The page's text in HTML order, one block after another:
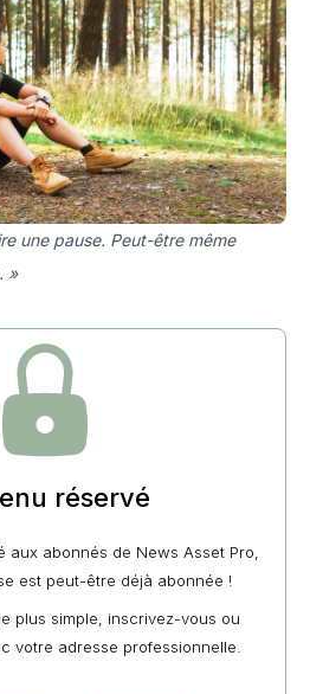
une pause. Peut-être même
»
réservé
aux abonnés de News Asset Pro,
est peut-être déjà abonnée !
plus simple, inscrivez-vous ou
votre adresse professionnelle.